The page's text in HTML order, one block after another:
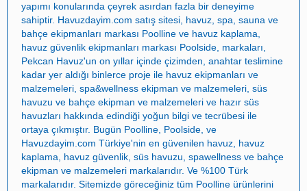
yapımı konularında çeyrek asırdan fazla bir deneyime
sahiptir. Havuzdayim.com satış sitesi, havuz, spa, sauna ve
bahçe ekipmanları markası Poolline ve havuz kaplama,
havuz güvenlik ekipmanları markası Poolside , markaları,
Pekcan Havuz'un on yıllar içinde çizimden, anahtar teslimine
kadar yer aldığı binlerce proje ile havuz ekipmanları ve
malzemeleri spa&wellness ekipman ve malzemeleri süs
havuzu ve bahçe ekipman ve malzemeleri ve hazır süs
havuzları hakkında edindiği yoğun bilgi ve tecrübesi ile
ortaya çıkmıştır. Bugün Poolline Poolside , ve
Havuzdayim.com Türkiye'nin en güvenilen havuz havuz
kaplama
havuz güvenlik süs havuzu spawellness ve bahçe
ekipman ve malzemeleri markalarıdır. Ve %100 Türk
markalarıdır. Sitemizde göreceğiniz tüm Poolline ürünlerini